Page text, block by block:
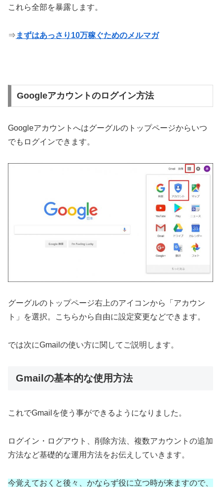
これら全部を暴露します。
⇒ まずはあっさり10万稼ぐためのメルマガ
Googleアカウントのログイン方法
Googleアカウントへはグーグルのトップページからいつ
でもログインできます。
グーグルのトップページ右上のアイコンから「アカウン
ト」を選択。こちらから自由に設定変更などできます。
では次にGmailの使い方に関してご説明します。
Gmailの基本的な使用方法
これでGmailを使う事ができるようになりました。
ログイン・ログアウト、削除方法、複数アカウントの追加
方法など基礎的な運用方法をお伝えしていきます。
今覚えておくと後々、かならず役に立つ時が来ますので、